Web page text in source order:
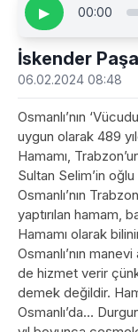
▶ 00:00
İskender
06.02.2024 08:48
Osmanlı’nın
uygun olarak 489
Hamamı,
Sultan Selim’in
Osmanlı’nın
yaptırılan hamam,
Hamamı olarak
Osmanlı’nın
de hizmet verir
demek değildir.
Osmanlı’da…